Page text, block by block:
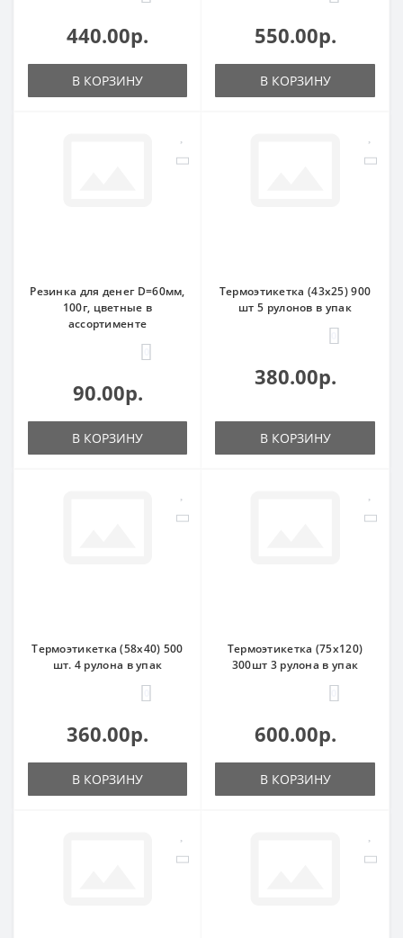
440.00р.
В КОРЗИНУ
550.00р.
В КОРЗИНУ
Резинка для денег D=60мм,
100г, цветные в
ассортименте
90.00р.
В КОРЗИНУ
Термоэтикетка (43х25) 900
шт 5 рулонов в упак
380.00р.
В КОРЗИНУ
Термоэтикетка (58х40) 500
шт. 4 рулона в упак
360.00р.
В КОРЗИНУ
Термоэтикетка (75х120)
300шт 3 рулона в упак
600.00р.
В КОРЗИНУ